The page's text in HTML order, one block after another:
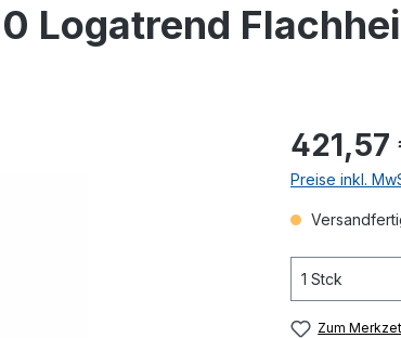
Logatrend
421,57
Preise inkl.
Zum